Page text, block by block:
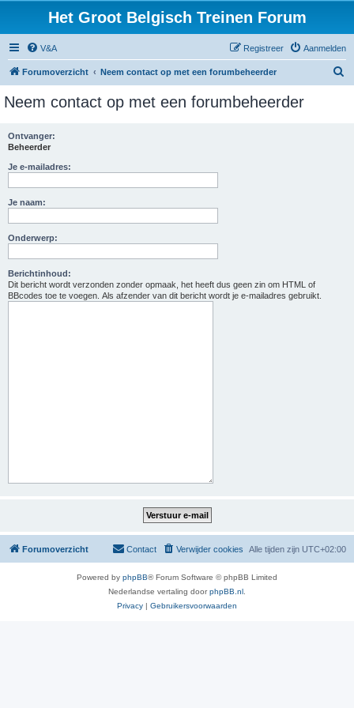
Het Groot Belgisch Treinen Forum
V&A Aanmelden
Registreer
Forumoverzicht Neem contact op met een forumbeheerder
Neem contact op met een forumbeheerder
Ontvanger:
Beheerder
Je e-mailadres:
Je naam:
Onderwerp:
Berichtinhoud:
Dit bericht wordt verzonden zonder opmaak, het heeft dus geen zin om HTML of
BBcodes toe te voegen. Als afzender van dit bericht wordt je e-mailadres gebruikt.
Forumoverzicht Alle tijden zijn UTC+02:00
Verwijder cookies
Contact
Powered by phpBB® Forum Software © phpBB Limited
Nederlandse vertaling doorphpBB.nl
Privacy | Gebruikersvoorwaarden